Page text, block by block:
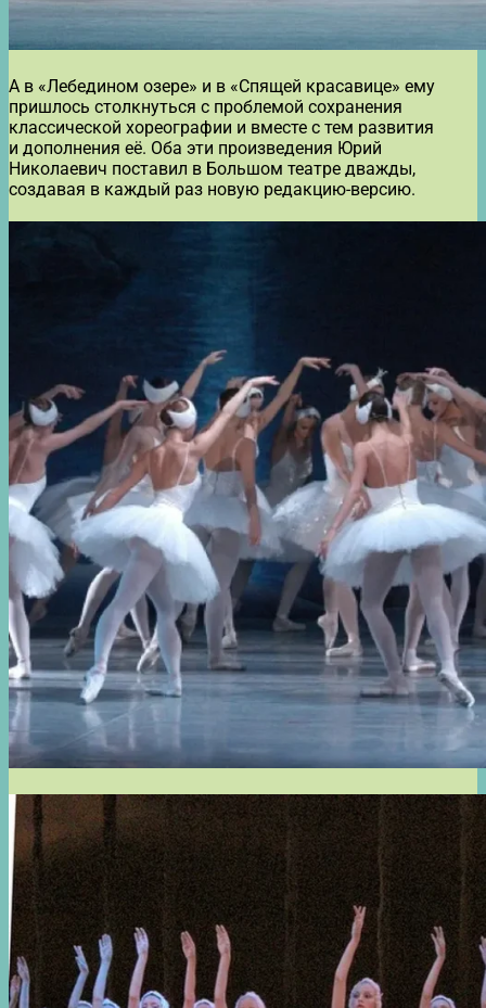
А в «Лебедином озере» и в «Спящей красавице» ему
пришлось столкнуться с проблемой сохранения
классической хореографии и вместе с тем развития
и дополнения её. Оба эти произведения Юрий
Николаевич поставил в Большом театре дважды,
создавая в каждый раз новую редакцию-версию.